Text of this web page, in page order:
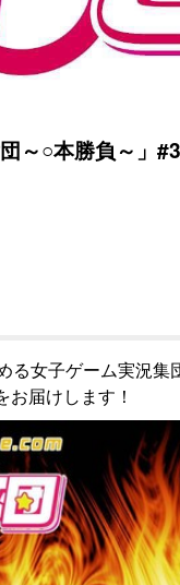
団～○本勝負～
る女子ゲーム実況
届けします！